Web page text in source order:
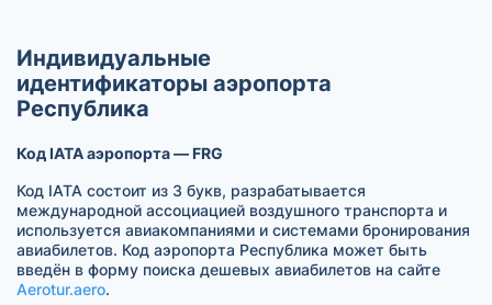
Индивидуальные
идентификаторы аэропорта
Республика
Код IATA аэропорта — FRG
Код IATA состоит из 3 букв, разрабатывается
международной ассоциацией воздушного транспорта и
используется авиакомпаниями и системами бронирования
авиабилетов. Код аэропорта Республика может быть
введён в форму поиска дешевых авиабилетов на сайте
Aerotur.aero.